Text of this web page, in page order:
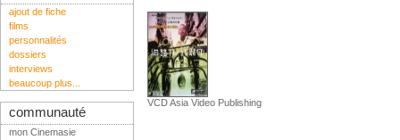
VCD Asia Video Publishing
ajout de fiche
films
personnalités
dossiers
interviews
beaucoup plus...
communauté
mon Cinemasie